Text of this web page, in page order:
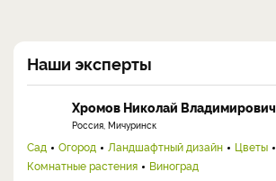
Наши эксперты
Хромов Николай Владимирович
Россия, Мичуринск
Сад Огород Ландшафтный дизайн
Цветы
Комнатные растения
Виноград